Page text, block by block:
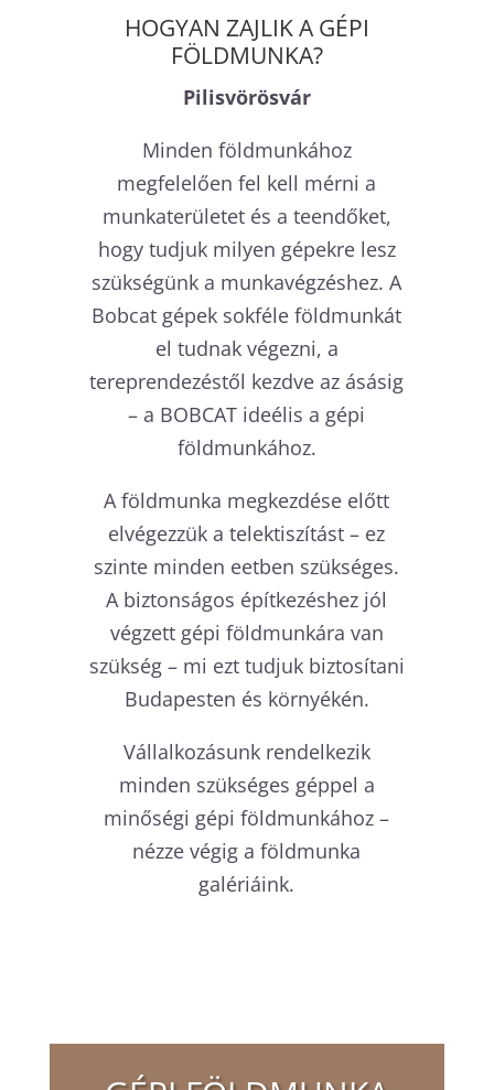
HOGYAN ZAJLIK A GÉPI
FÖLDMUNKA?
Pilisvörösvár
Minden földmunkához
megfelelően fel kell mérni a
munkaterületet és a teendőket,
hogy tudjuk milyen gépekre lesz
szükségünk a munkavégzéshez. A
Bobcat gépek sokféle földmunkát
el tudnak végezni, a
tereprendezéstől kezdve az ásásig
– a BOBCAT ideélis a gépi
földmunkához.
A földmunka megkezdése előtt
elvégezzük a telektiszítást – ez
szinte minden eetben szükséges.
A biztonságos építkezéshez jól
végzett gépi földmunkára van
szükség – mi ezt tudjuk biztosítani
Budapesten és környékén.
Vállalkozásunk rendelkezik
minden szükséges géppel a
minőségi gépi földmunkához –
nézze végig a földmunka
galériáink.